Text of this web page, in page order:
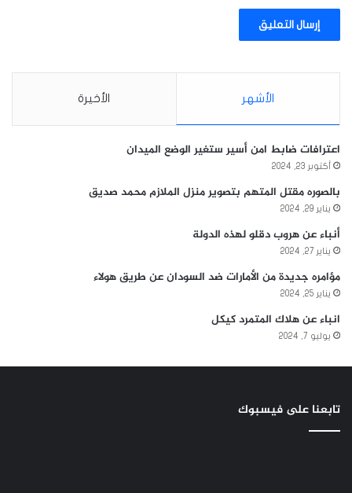
الأشهر الأخيرة
اعترافات ضابط امن أسير ستغير الوضع الميدان
أكتوبر 23, 2024
بالصوره مقتل المتهم بتصوير منزل الملازم محمد صديق
يناير 29, 2024
أنباء عن هروب دقلو لهذه الدولة
يناير 27, 2024
مؤامره جديدة من الأمارات ضد السودان عن طريق هولاء
يناير 25, 2024
انباء عن هلاك المتمرد كيكل
يوليو 7, 2024
تابعنا على فيسبوك